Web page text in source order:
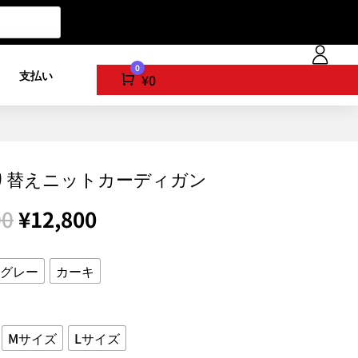
支払い Cart
0
¥0
替えニットカーディガン
元
の
格
は
し
た。
¥12,800現
在
価
格
で
す。
レー カーキ
Mサイズ Lサイズ